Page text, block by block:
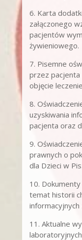
6. Karta
załączonego
pacjentów
żywieniowego.
7. Pisemne
przez pacjenta
objęcie
8.
uzyskiwania
pacjenta oraz
9.
prawnych o
dla Dzieci w
10.
temat historii
11. Aktualne